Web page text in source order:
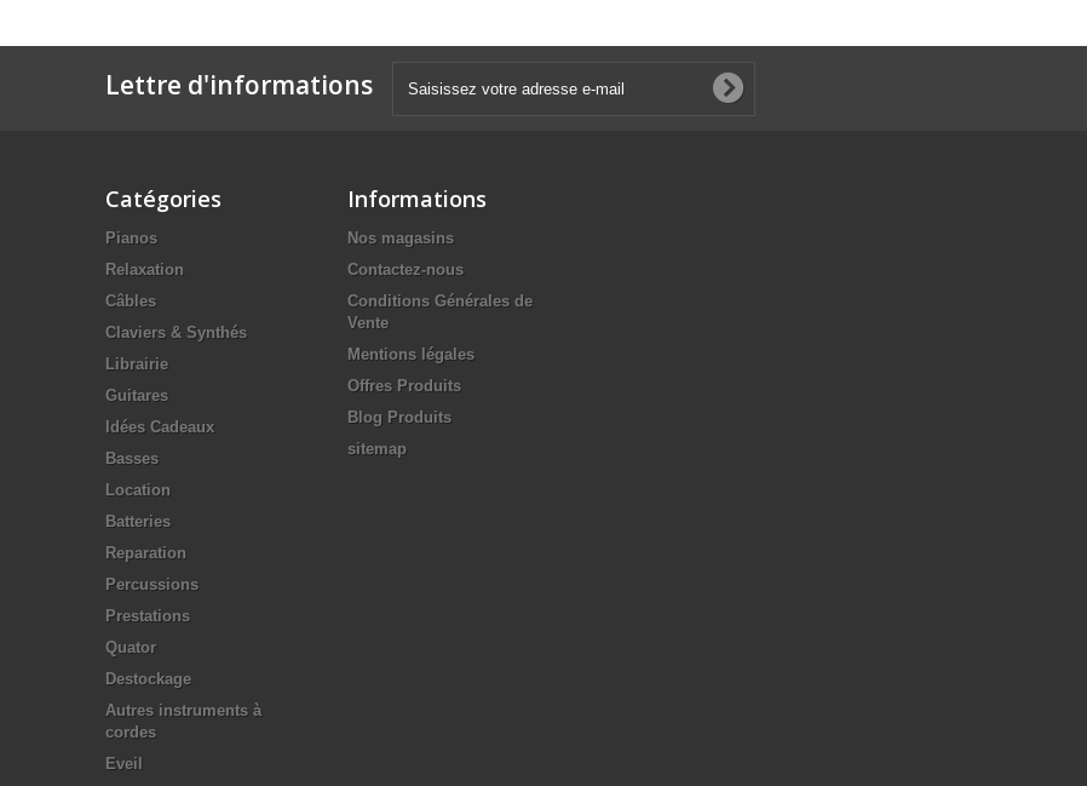
Lettre d'informations
Catégories
Pianos
Relaxation
Câbles
Claviers & Synthés
Librairie
Guitares
Idées Cadeaux
Basses
Location
Batteries
Reparation
Percussions
Prestations
Quator
Destockage
Autres instruments à
cordes
Eveil
Informations
Nos magasins
Contactez-nous
Conditions Générales de
Vente
Mentions légales
Offres Produits
Blog Produits
sitemap